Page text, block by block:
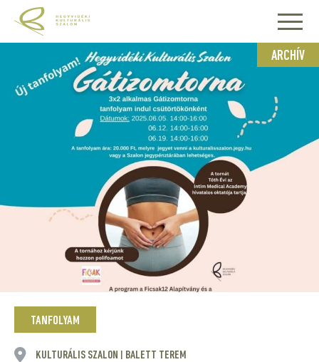
ARCHÍV
TANFOLYAM
KULTURÁLIS SZALON BALETT TEREM